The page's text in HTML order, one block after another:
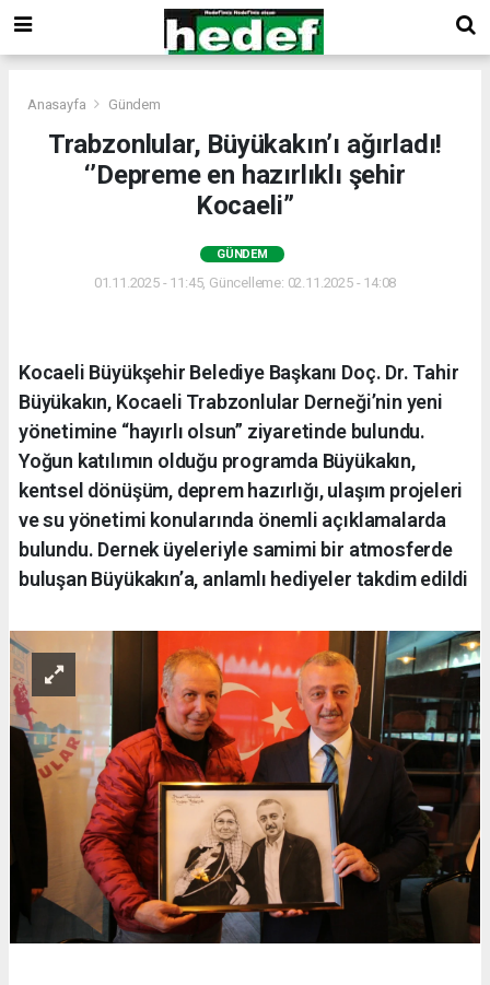
Anasayfa Gündem
Trabzonlular, Büyükakın’ı ağırladı!
‘’Depreme en hazırlıklı şehir
Kocaeli’’
GÜNDEM
01.11.2025 - 11:45, Güncelleme: 02.11.2025 - 14:08
Kocaeli Büyükşehir Belediye Başkanı Doç. Dr. Tahir
Büyükakın, Kocaeli Trabzonlular Derneği’nin yeni
yönetimine “hayırlı olsun” ziyaretinde bulundu.
Yoğun katılımın olduğu programda Büyükakın,
kentsel dönüşüm, deprem hazırlığı, ulaşım projeleri
ve su yönetimi konularında önemli açıklamalarda
bulundu. Dernek üyeleriyle samimi bir atmosferde
buluşan Büyükakın’a, anlamlı hediyeler takdim edildi